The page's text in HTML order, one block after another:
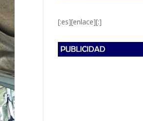
[:es][enlace][:]